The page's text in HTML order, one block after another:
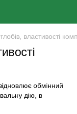
властивості
обмінний
дію, в